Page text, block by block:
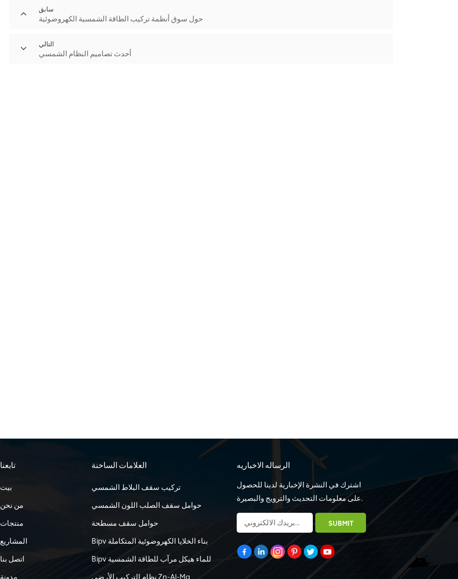
سابق
حول سوق أنظمة تركيب الطاقة الشمسية الكهروضوئية
التالي
أحدث تصاميم النظام الشمسي
تابعنا
بيت
من نحن
منتجات
المشاريع
اتصل بنا
مدونة
العلامات الساخنة
تركيب سقف البلاط الشمسي
حوامل سقف الصلب اللون الشمسي
حوامل سقف مسطحة
Bipv بناء الخلايا الكهروضوئية المتكاملة
Bipv للماء هيكل مرآب للطاقة الشمسية
نظام التركيب الأرضي Zn-Al-Mg
الرساله الاخباريه
اشترك في النشرة الإخبارية لدينا للحصول
على معلومات التحديث والترويج والبصيرة.